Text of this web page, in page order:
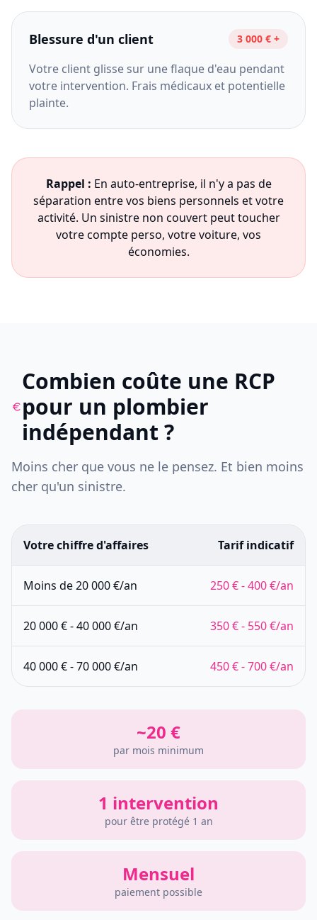
Blessure d'un client 3 000 € +
Votre client glisse sur une flaque d'eau pendant
votre intervention. Frais médicaux et potentielle
plainte.
Rappel : En auto-entreprise, il n'y a pas de
séparation entre vos biens personnels et votre
activité. Un sinistre non couvert peut toucher
votre compte perso, votre voiture, vos
économies.
Combien coûte une RCP
pour un plombier
indépendant ?
Moins cher que vous ne le pensez. Et bien moins
cher qu'un sinistre.
Votre chiffre d'affaires Tarif indicatif
Moins de 20 000 €/an 250 € - 400 €/an
20 000 € - 40 000 €/an 350 € - 550 €/an
40 000 € - 70 000 €/an 450 € - 700 €/an
~20 €
par mois minimum
1 intervention
pour être protégé 1 an
Mensuel
paiement possible